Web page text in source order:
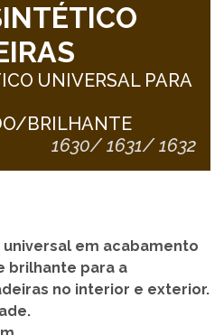
UNIVERSAL PARA
BRILHANTE
1630/ 1631/ 1632
em acabamento
brilhante para a
no interior e exterior.